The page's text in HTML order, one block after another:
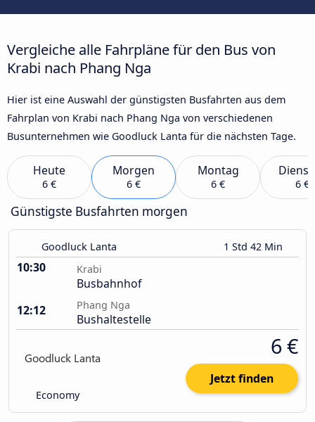
Vergleiche alle Fahrpläne für den Bus von
Krabi nach Phang Nga
Hier ist eine Auswahl der günstigsten Busfahrten aus dem
Fahrplan von Krabi nach Phang Nga von verschiedenen
Busunternehmen wie Goodluck Lanta für die nächsten Tage.
Heute
6 €
Morgen
6 €
Montag
6 € 6 €
Günstigste Busfahrten morgen
Goodluck Lanta 1 Std 42 Min
10:30 Krabi
Busbahnhof
12:12
Phang Nga
Bushaltestelle
Economy
6 €
Jetzt finden